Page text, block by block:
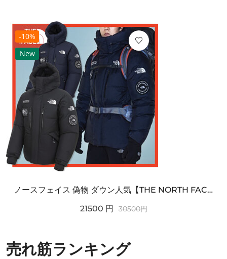
-10%
New
ノースフェイス 偽物 ダウン人気【THE NORTH FACE】M'S 7 SUMMIT HIM...
21500 円 30500円
売れ筋ランキング